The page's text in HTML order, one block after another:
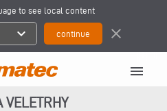
to see local content
expand_more close
menu
VELETRHY